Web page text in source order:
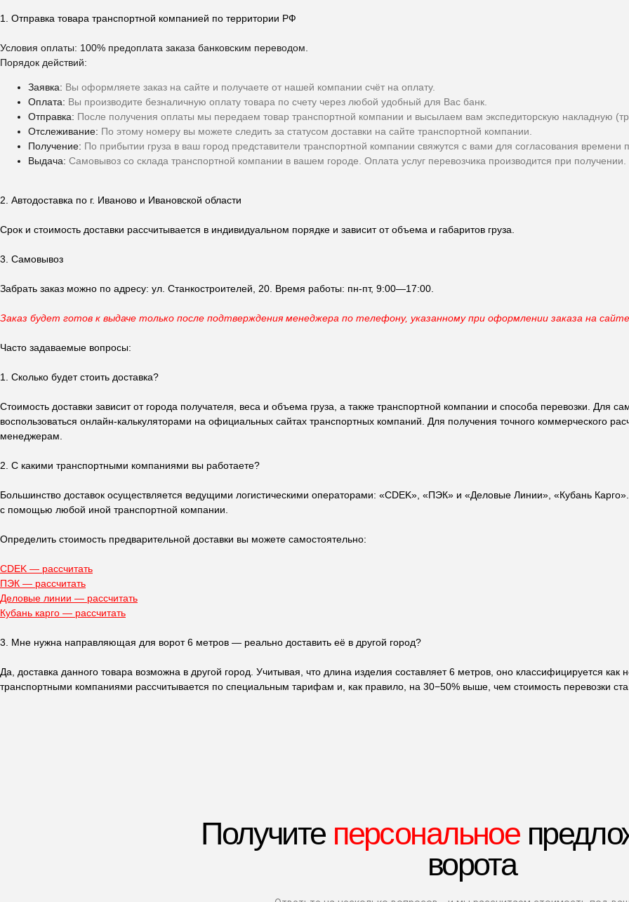
1. Отправка товара транспортной компанией по территории РФ
Условия оплаты: 100% предоплата заказа банковским переводом.
Порядок действий:
Заявка: Вы оформляете заказ на сайте и получаете от нашей компании счёт на оплату.
Оплата: Вы производите безналичную оплату товара по счету через любой удобный для Вас банк.
Отправка: После получения оплаты мы передаем товар транспортной компании и высылаем вам экспедиторскую накладную
Отслеживание: По этому номеру вы можете следить за статусом доставки на сайте транспортной компании.
Получение: По прибытии груза в ваш город представители транспортной компании свяжутся с вами для согласования времени
Выдача: Самовывоз со склада транспортной компании в вашем городе. Оплата услуг перевозчика производится при получении.
2. Автодоставка по г. Иваново и Ивановской области
Срок и стоимость доставки рассчитывается в индивидуальном порядке и зависит от объема и габаритов груза.
3. Самовывоз
Забрать заказ можно по адресу: ул. Станкостроителей, 20. Время работы: пн-пт, 9:00—17:00.
Заказ будет готов к выдаче только после подтверждения менеджера по телефону, указанному при оформлении заказа на сайте
Часто задаваемые вопросы:
1. Сколько будет стоить доставка?
Стоимость доставки зависит от города получателя, веса и объема груза, а также транспортной компании и способа перевозки. Для
воспользоваться онлайн-калькуляторами на официальных сайтах транспортных компаний. Для получения точного коммерческого
менеджерам.
2. С какими транспортными компаниями вы работаете?
Большинство доставок осуществляется ведущими логистическими операторами: «CDEK», «ПЭК» и «Деловые Линии», «Кубань
с помощью любой иной транспортной компании.
Определить стоимость предварительной доставки вы можете самостоятельно:
CDEK — рассчитать
ПЭК — рассчитать
Деловые линии — рассчитать
Кубань карго — рассчитать
3. Мне нужна направляющая для ворот 6 метров — реально доставить её в другой город?
Да, доставка данного товара возможна в другой город. Учитывая, что длина изделия составляет 6 метров, оно классифицируется как
транспортными компаниями рассчитывается по специальным тарифам и, как правило, на 30−50% выше, чем стоимость перевозки
Ответьте на несколько вопросов - и мы рассчитаем стоимость под ваш проект.
Получитеперсональное
ворота